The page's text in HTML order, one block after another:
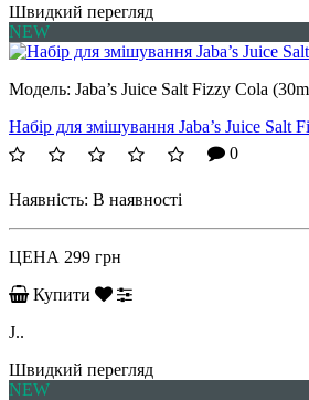
Швидкий перегляд
NEW
Модель: Jaba’s Juice Salt Fizzy Cola
Набір для змішування Jaba’s Juice Salt
0
Наявність: В наявності
ЦЕНА 299 грн
Купити
J..
Швидкий перегляд
NEW